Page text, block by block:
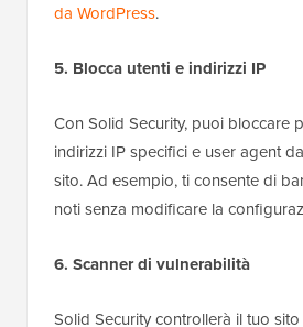
da WordPress.
5. Blocca utenti e indirizzi IP
Con Solid Security, puoi bloccare
indirizzi IP specifici e user agent
sito. Ad esempio, ti consente di
noti senza modificare la
6. Scanner di vulnerabilità
Solid Security controllerà il tuo